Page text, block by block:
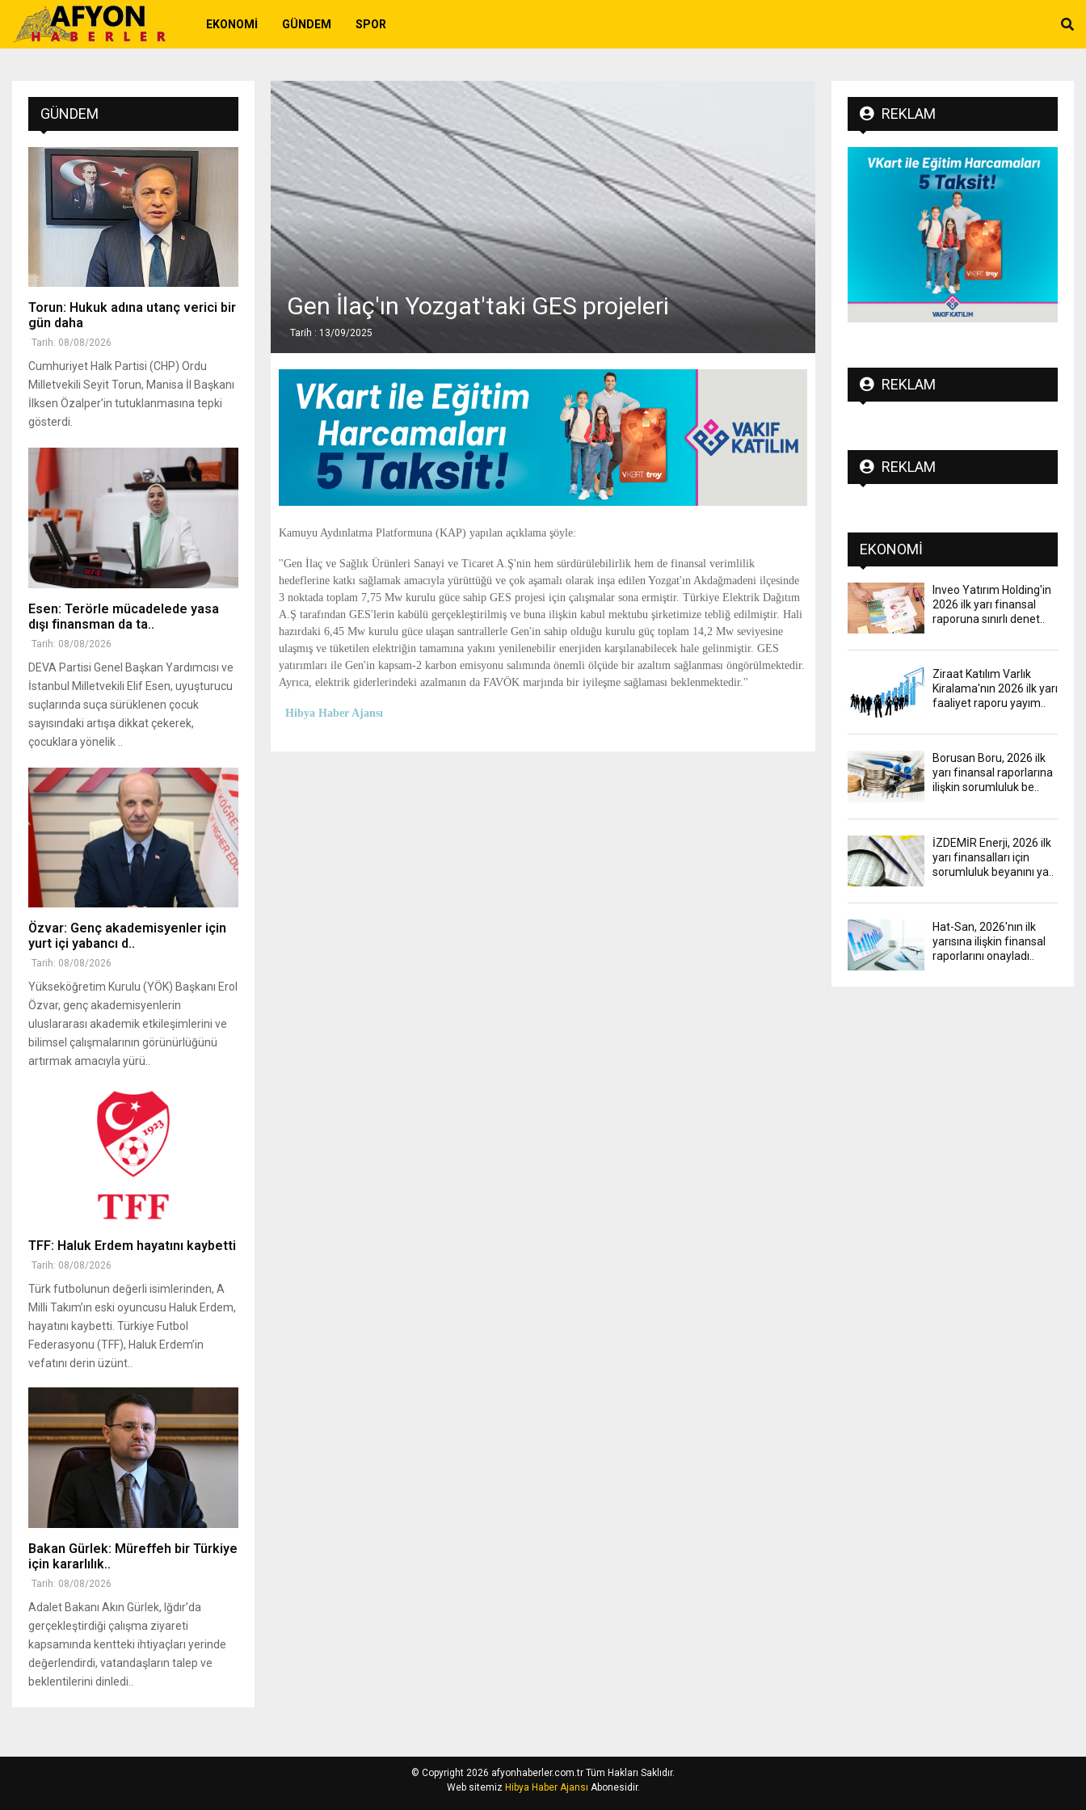
EKONOMI GÜNDEM SPOR
Gen İlaç'ın Yozgat'taki GES projeleri
Tarih : 13/09/2025
Kamuyu Aydınlatma Platformuna (KAP) yapılan açıklama şöyle:
''Gen İlaç ve Sağlık Ürünleri Sanayi ve Ticaret A.Ş'nin hem sürdürülebilirlik hem de finansal verimlilik
hedeflerine katkı sağlamak amacıyla yürüttüğü ve çok aşamalı olarak inşa edilen Yozgat'ın Akdağmadeni ilçesinde
3 noktada toplam 7,75 Mw kurulu güce sahip GES projesi için çalışmalar sona ermiştir. Türkiye Elektrik Dağıtım
A.Ş tarafından GES'lerin kabülü gerçekleştirilmiş ve buna ilişkin kabul mektubu şirketimize tebliğ edilmiştir. Hali
hazırdaki 6,45 Mw kurulu güce ulaşan santrallerle Gen'in sahip olduğu kurulu güç toplam 14,2 Mw seviyesine
ulaşmış ve tüketilen elektriğin tamamına yakını yenilenebilir enerjiden karşılanabilecek hale gelinmiştir. GES
yatırımları ile Gen'in kapsam-2 karbon emisyonu salımında önemli ölçüde bir azaltım sağlanması öngörülmektedir.
Ayrıca, elektrik giderlerindeki azalmanın da FAVÖK marjında bir iyileşme sağlaması beklenmektedir.''
Hibya Haber Ajansı
GÜNDEM
Torun: Hukuk adına utanç verici bir
gün daha
Tarih: 08/08/2026
Cumhuriyet Halk Partisi (CHP) Ordu
Milletvekili Seyit Torun, Manisa İl Başkanı
İlksen Özalper’in tutuklanmasına tepki
gösterdi.
Esen: Terörle mücadelede yasa
dışı finansman da ta..
Tarih: 08/08/2026
DEVA Partisi Genel Başkan Yardımcısı ve
İstanbul Milletvekili Elif Esen, uyuşturucu
suçlarında suça sürüklenen çocuk
sayısındaki artışa dikkat çekerek,
çocuklara yönelik ..
Özvar: Genç akademisyenler için
yurt içi yabancı d..
Tarih: 08/08/2026
Yükseköğretim Kurulu (YÖK) Başkanı Erol
Özvar, genç akademisyenlerin
uluslararası akademik etkileşimlerini ve
bilimsel çalışmalarının görünürlüğünü
artırmak amacıyla yürü..
TFF: Haluk Erdem hayatını kaybetti
Tarih: 08/08/2026
Türk futbolunun değerli isimlerinden, A
Milli Takım’ın eski oyuncusu Haluk Erdem,
hayatını kaybetti. Türkiye Futbol
Federasyonu (TFF), Haluk Erdem’in
vefatını derin üzünt..
Bakan Gürlek: Müreffeh bir Türkiye
için kararlılık..
Tarih: 08/08/2026
Adalet Bakanı Akın Gürlek, Iğdır’da
gerçekleştirdiği çalışma ziyareti
kapsamında kentteki ihtiyaçları yerinde
değerlendirdi, vatandaşların talep ve
beklentilerini dinledi..
REKLAM
REKLAM
REKLAM
EKONOMI
Inveo Yatırım Holding'in
2026 ilk yarı finansal
raporuna sınırlı denet..
Ziraat Katılım Varlık
Kiralama'nın 2026 ilk yarı
faaliyet raporu yayım..
Borusan Boru, 2026 ilk
yarı finansal raporlarına
ilişkin sorumluluk be..
İZDEMİR Enerji, 2026 ilk
yarı finansalları için
sorumluluk beyanını ya..
Hat-San, 2026'nın ilk
yarısına ilişkin finansal
raporlarını onayladı..
© Copyright 2026 afyonhaberler.com.tr Tüm Hakları Saklıdır.
Web sitemiz Hibya Haber Ajansı Abonesidir.